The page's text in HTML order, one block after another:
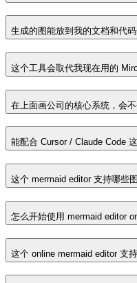
生成的图能放到我的文档和代
这个工具会取代我现在用的
在上面画公司的核心系统，会
能配合 Cursor / Claude Code
这个 mermaid editor 支持哪些
怎么开始使用 mermaid editor
这个 online mermaid editor 支